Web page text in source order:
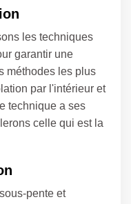
les techniques
garantir une
méthodes les plus
par l'intérieur et
technique a ses
celle qui est la
pente et